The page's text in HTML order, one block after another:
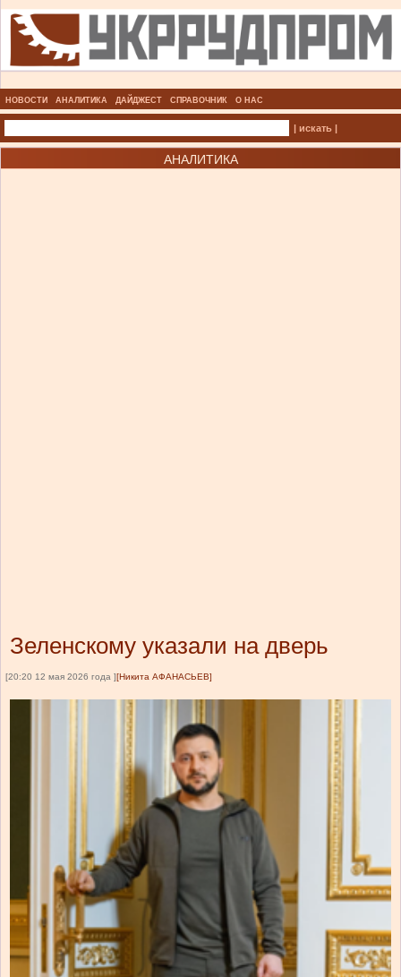
НОВОСТИ АНАЛИТИКА ДАЙДЖЕСТ СПРАВОЧНИК О НАС
| искать |
АНАЛИТИКА
Зеленскому указали на дверь
[20:20 12 мая 2026 года ] [Никита АФАНАСЬЕВ]